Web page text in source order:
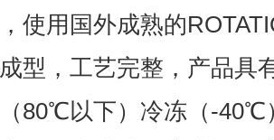
使用国外成熟的
型，工艺完整，产品具
80℃以下）冷冻（-40℃